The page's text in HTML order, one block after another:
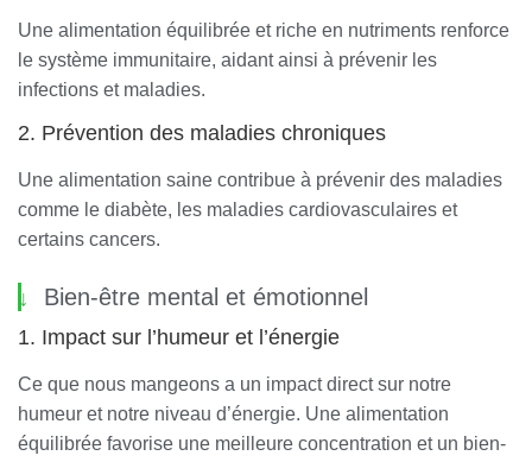
Une alimentation équilibrée et riche en nutriments renforce
le système immunitaire, aidant ainsi à prévenir les
infections et maladies.
2. Prévention des maladies chroniques
Une alimentation saine contribue à prévenir des maladies
comme le diabète, les maladies cardiovasculaires et
certains cancers.
Bien-être mental et émotionnel
1. Impact sur l’humeur et l’énergie
Ce que nous mangeons a un impact direct sur notre
humeur et notre niveau d’énergie. Une alimentation
équilibrée favorise une meilleure concentration et un bien-